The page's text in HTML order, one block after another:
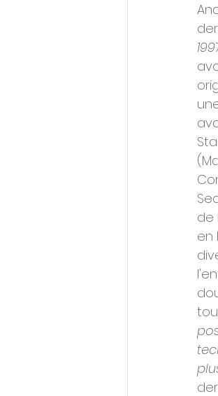
de
en